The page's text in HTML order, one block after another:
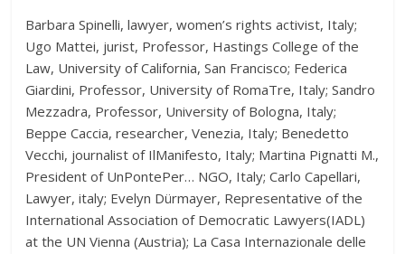
Barbara Spinelli, lawyer, women’s rights activist, Italy;
Ugo Mattei, jurist, Professor, Hastings College of the
Law, University of California, San Francisco; Federica
Giardini, Professor, University of RomaTre, Italy; Sandro
Mezzadra, Professor, University of Bologna, Italy;
Beppe Caccia, researcher, Venezia, Italy; Benedetto
Vecchi, journalist of IlManifesto, Italy; Martina Pignatti M.,
President of UnPontePer… NGO, Italy; Carlo Capellari,
Lawyer, italy; Evelyn Dürmayer, Representative of the
International Association of Democratic Lawyers(IADL)
at the UN Vienna (Austria); La Casa Internazionale delle